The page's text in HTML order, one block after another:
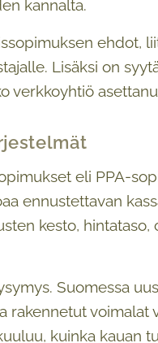
kannalta.
ehdot,
Lisäksi on
verkkoyhtiö
eli PPA-
ennustettavan
kesto,
Suomessa
rakennetut
kuinka kauan